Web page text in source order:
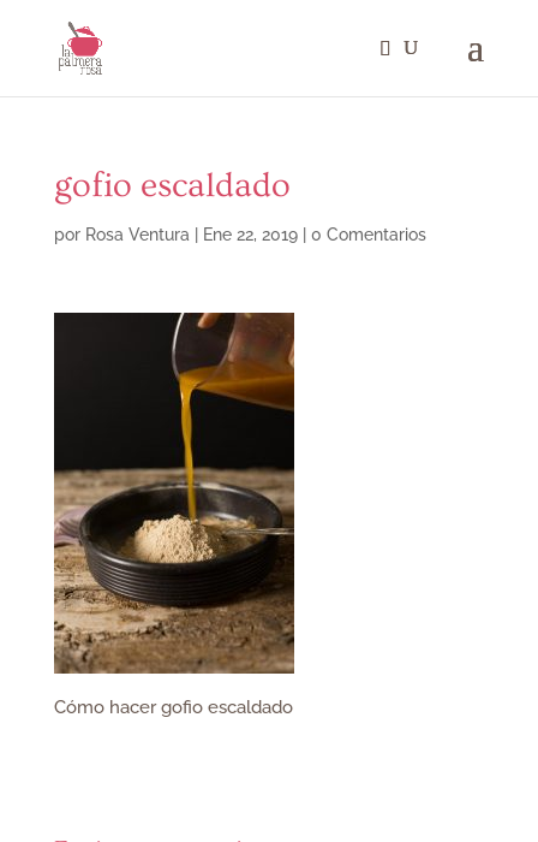
gofio escaldado
por Rosa Ventura Ene 22, 2019| 0 Comentarios
Cómo hacer gofio escaldado